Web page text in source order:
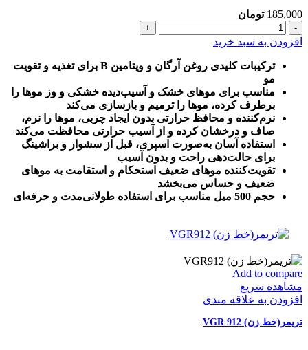
185,000 تومان
دو
فاز
جی
حجم
500
میل
عدد
افزودن به سبد خرید
ترکیبات کلیدی روغن آرگان و ویتامین B برای تغذیه و تقویت
مو
مناسب برای موهای خشک و آسیب‌دیده خشکی و وز موها را
برطرف کرده، موها را ترمیم و بازسازی می‌کند
نرم‌کننده و محافظ حرارتی بدون ایجاد چربی، موها را نرم،
صاف و درخشان کرده و از آسیب حرارتی محافظت می‌کند
استفاده آسان به‌صورت اسپری، قبل از سشوار و براشینگ
برای حالت‌دهی راحت و بدون آسیب
تقویت‌کننده موهای ضعیف استحکام و استقامت به موهای
ضعیف و حساس می‌بخشد
حجم 500 میل مناسب برای استفاده طولانی‌مدت و حرفه‌ای
Add to compare
مشاهده سریع
افزودن به علاقه مندی
تریمر(خط زن) VGR 912